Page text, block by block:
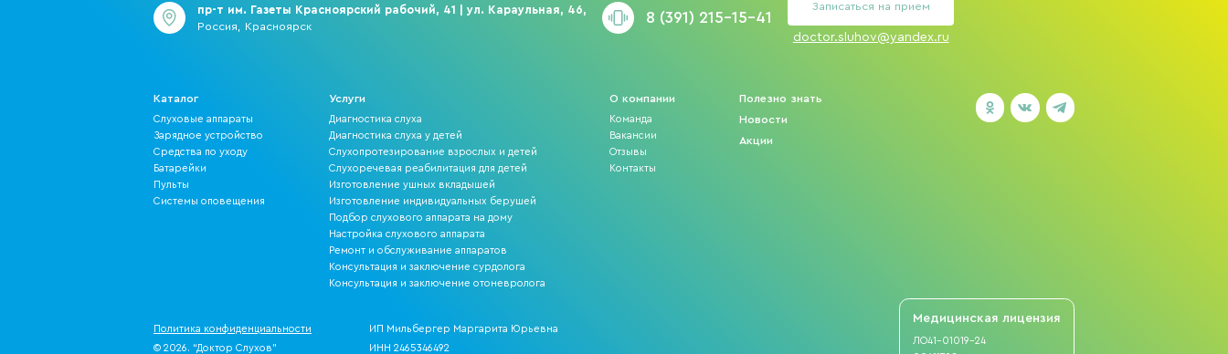
пр-т им. Газеты Красноярский рабочий, 41 | ул. Караульная, 46,
Россия, Красноярск
8 (391) 215-15-41
Записаться на прием
doctor.sluhov@yandex.ru
Каталог
Слуховые аппараты
Зарядное устройство
Средства по уходу
Батарейки
Пульты
Системы оповещения
Услуги
Диагностика слуха
Диагностика слуха у детей
Слухопротезирование взрослых и детей
Слухоречевая реабилитация для детей
Изготовление ушных вкладышей
Изготовление индивидуальных берушей
Подбор слухового аппарата на дому
Настройка слухового аппарата
Ремонт и обслуживание аппаратов
Консультация и заключение сурдолога
Консультация и заключение отоневролога
О компании
Команда
Вакансии
Отзывы
Контакты
Полезно знать
Новости
Акции
Политика конфиденциальности
© 2026. “Доктор Слухов”
ИП Мильбергер Маргарита Юрьевна
ИНН 2465346492
Медицинская лицензия
ЛО41-01019-24